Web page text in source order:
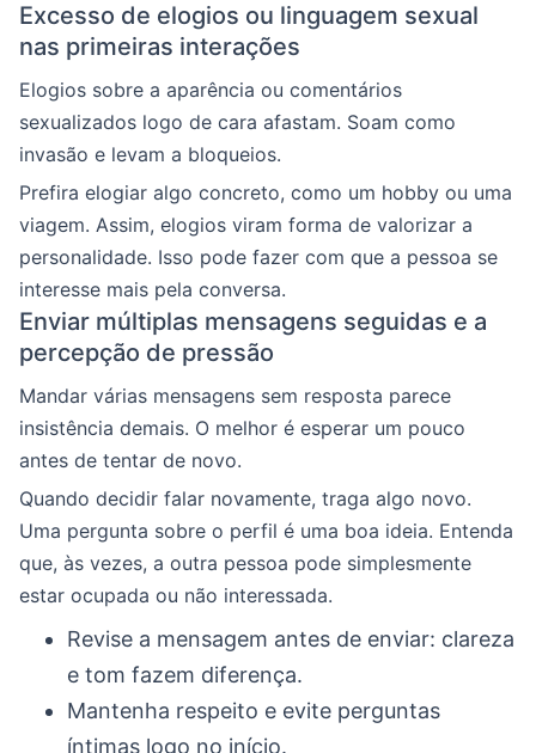
Excesso de elogios ou linguagem sexual
nas primeiras interações
Elogios sobre a aparência ou comentários
sexualizados logo de cara afastam. Soam como
invasão e levam a bloqueios.
Prefira elogiar algo concreto, como um hobby ou uma
viagem. Assim, elogios viram forma de valorizar a
personalidade. Isso pode fazer com que a pessoa se
interesse mais pela conversa.
Enviar múltiplas mensagens seguidas e a
percepção de pressão
Mandar várias mensagens sem resposta parece
insistência demais. O melhor é esperar um pouco
antes de tentar de novo.
Quando decidir falar novamente, traga algo novo.
Uma pergunta sobre o perfil é uma boa ideia. Entenda
que, às vezes, a outra pessoa pode simplesmente
estar ocupada ou não interessada.
Revise a mensagem antes de enviar: clareza
e tom fazem diferença.
Mantenha respeito e evite perguntas
íntimas logo no início.